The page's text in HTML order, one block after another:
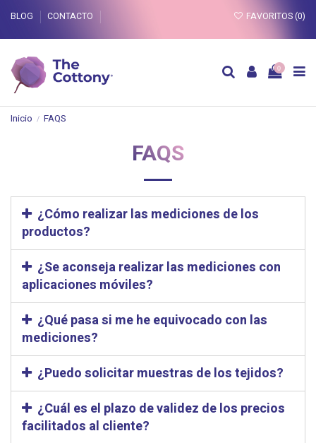
BLOG CONTACTO FAVORITOS (0)
0
Inicio FAQS
FAQS
¿Cómo realizar las mediciones de los
productos?
¿Se aconseja realizar las mediciones con
aplicaciones móviles?
¿Qué pasa si me he equivocado con las
mediciones?
¿Puedo solicitar muestras de los tejidos?
¿Cuál es el plazo de validez de los precios
facilitados al cliente?